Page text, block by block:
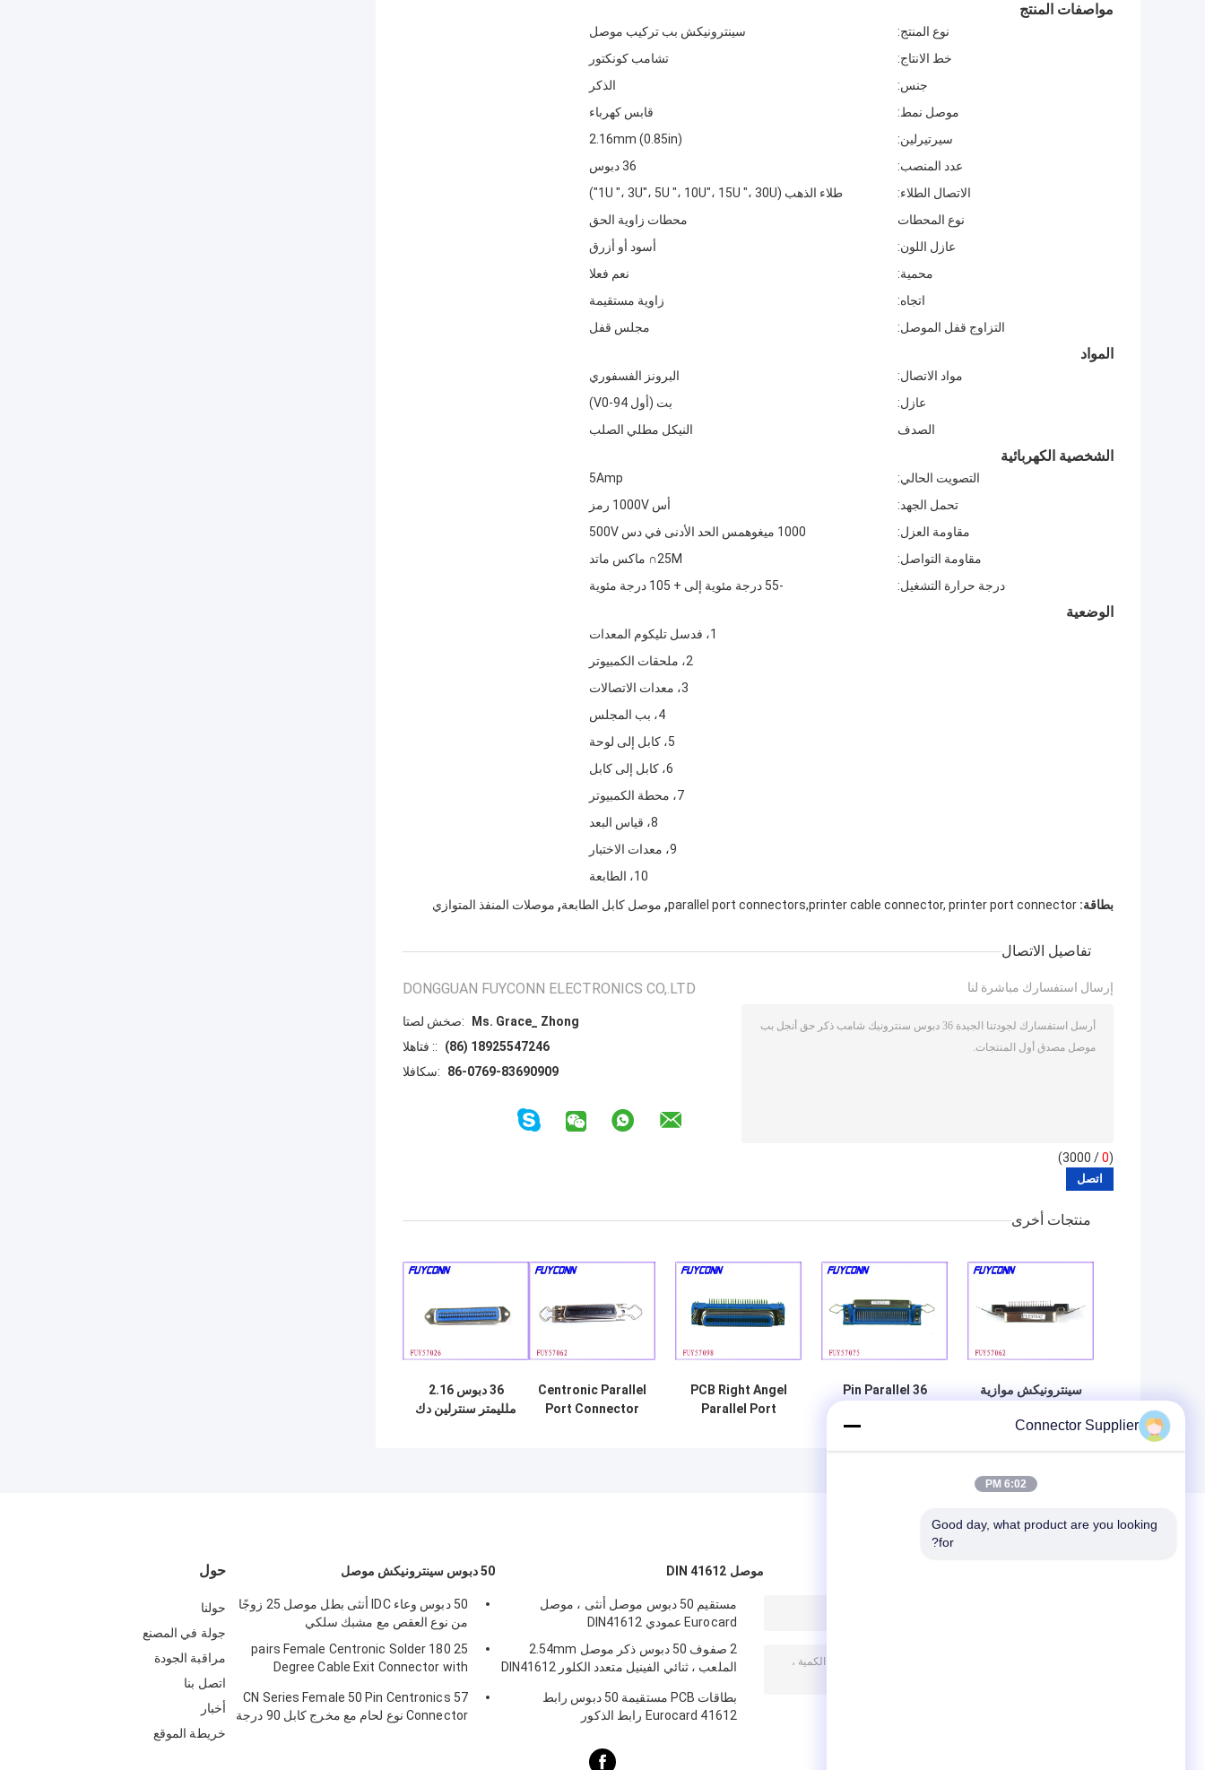
مواصفات المنتج
نوع المنتج:
سينترونيكش بب تركيب موصل
خط الانتاج:
تشامب كونكتور
جنس:
الذكر
موصل نمط:
قابس كهرباء
سيرتيرلين:
2.16mm (0.85in)
عدد المنصب:
36 دبوس
الاتصال الطلاء:
طلاء الذهب (1U "، 3U"، 5U "، 10U"، 15U "، 30U")
نوع المحطات
محطات زاوية الحق
عازل اللون:
أسود أو أزرق
محمية:
نعم فعلا
اتجاه:
زاوية مستقيمة
التزاوج قفل الموصل:
مجلس قفل
المواد
مواد الاتصال:
البرونز الفسفوري
عازل:
بت (أول 94-V0)
الصدف
النيكل مطلي الصلب
الشخصية الكهربائية
التصويت الحالي:
5Amp
تحمل الجهد:
أس 1000V رمز
مقاومة العزل:
1000 ميغوهمس الحد الأدنى في دس 500V
مقاومة التواصل:
25M∩ ماكس ماتد
درجة حرارة التشغيل:
-55 درجة مئوية إلى + 105 درجة مئوية
الوضعية
1، فدسل تليكوم المعدات
2، ملحقات الكمبيوتر
3، معدات الاتصالات
4، بب المجلس
5، كابل إلى لوحة
6، كابل إلى كابل
7، محطة الكمبيوتر
8، قياس البعد
9، معدات الاختبار
10، الطابعة
بطاقة: parallel port connectors,printer cable connector, printer port connector
, موصل كابل الطابعة, موصلات المنفذ المتوازي
تفاصيل الاتصال
DONGGUAN FUYCONN ELECTRONICS CO,.LTD
اتصل شخص:
Ms. Grace_ Zhong
الهاتف ::
(86) 18925547246
الفاكس:
86-0769-83690909
إرسال استفسارك مباشرة لنا
(
0
/ 3000)
منتجات أخرى
سينترونيكش موازية
دبوس بب تصاعد
مصفوفة
36 Pin Parallel
PCB Right Angel
Parallel Port
Centronic Parallel
Port Connector
36 دبوس 2.16
ملليمتر سنترلين دك
حول
حولنا
جولة في المصنع
مراقبة الجودة
اتصل بنا
أخبار
خريطة الموقع
50 دبوس سينترونيكش موصل
50 دبوس وعاء IDC أنثى بطل موصل 25 زوجًا
من نوع العقص مع مشبك سلكي
25 pairs Female Centronic Solder 180
Degree Cable Exit Connector with
57 CN Series Female 50 Pin Centronics
Connector نوع لحام مع مخرج كابل 90 درجة
موصل DIN 41612
مستقيم 50 دبوس موصل أنثى ، موصل
Eurocard عمودي DIN41612
2 صفوف 50 دبوس ذكر موصل 2.54mm
الملعب ، ثنائي الفينيل متعدد الكلور DIN41612
بطاقات PCB مستقيمة 50 دبوس رابط
Eurocard 41612 رابط الذكور
Connector Supplier
6:02 PM
Good day, what product are you looking
for?